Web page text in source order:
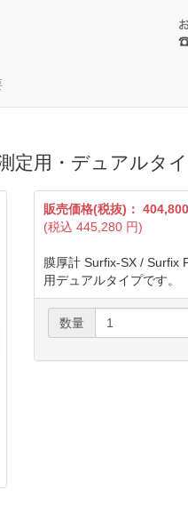
定用・デュアルタ
販売価格(税抜)：404,800
(税込445,280 円)
膜厚計 Surfix-SX / Surfix
用デュアルタイプです。
数量